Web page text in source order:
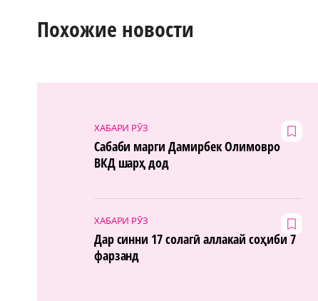
Похожие новости
ХАБАРИ РӮЗ
Сабаби марги Дамирбек Олимовро
ВКД шарҳ дод
ХАБАРИ РӮЗ
Дар синни 17 солагӣ аллакай соҳиби 7
фарзанд